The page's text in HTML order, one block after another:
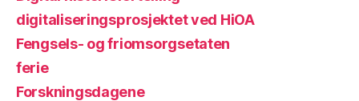
digitaliseringsprosjektet ved HiOA
Fengsels- og friomsorgsetaten
ferie
Forskningsdagene